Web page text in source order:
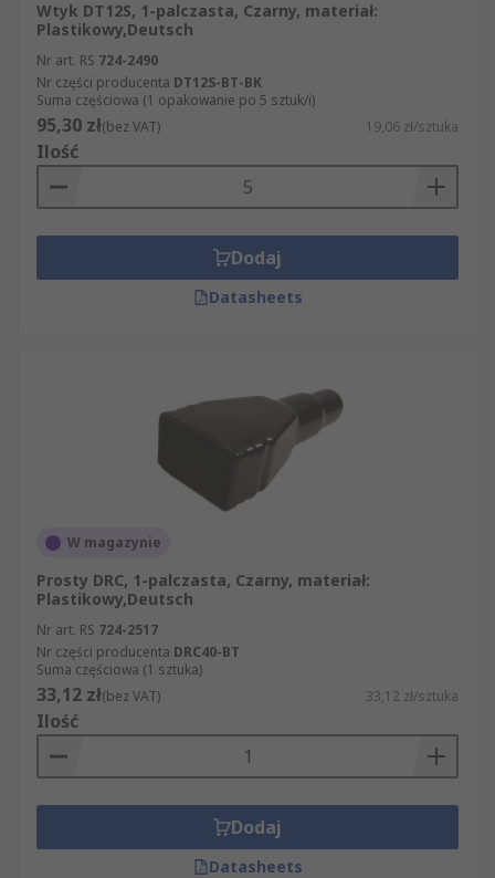
Wtyk DT12S, 1-palczasta, Czarny, materiał:
Plastikowy,Deutsch
Nr art. RS 724-2490
Nr części producenta DT12S-BT-BK
Suma częściowa (1 opakowanie po 5 sztuk/i)
95,30 zł(bez VAT) 19,06 zł/sztuka
Ilość
Dodaj
Datasheets
W magazynie
Prosty DRC, 1-palczasta, Czarny, materiał:
Plastikowy,Deutsch
Nr art. RS 724-2517
Nr części producenta DRC40-BT
Suma częściowa (1 sztuka)
33,12 zł(bez VAT) 33,12 zł/sztuka
Ilość
Dodaj
Datasheets